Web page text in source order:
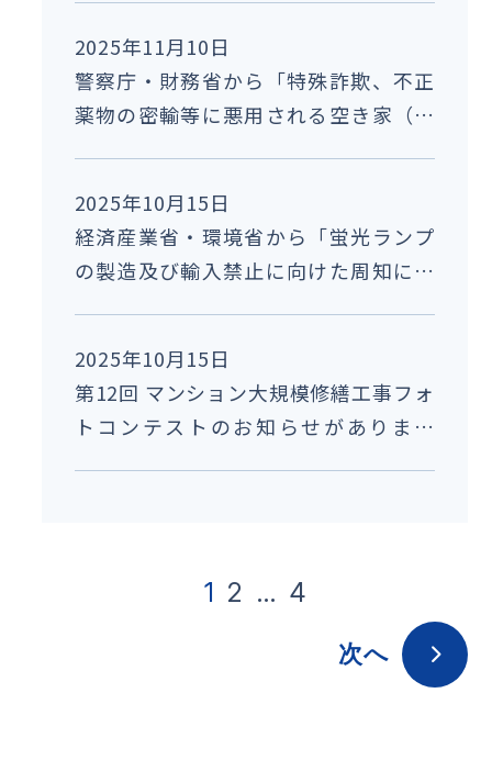
2025年11月10日
警察庁・財務省から「特殊詐欺、不正
薬物の密輸等に悪用される空き家（空
2025年10月15日
経済産業省・環境省から「蛍光ランプ
の製造及び輸入禁止に向けた周知につ
2025年10月15日
第12回 マンション大規模修繕工事フォ
トコンテストのお知らせがありまし
1 2 … 4
次へ